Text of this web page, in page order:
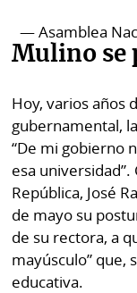
— Asamblea
Mulino se
Hoy, varios años
gubernamental,
“De mi gobierno
esa
República, José
de mayo su
de su rectora, a
mayúsculo” que,
educativa.